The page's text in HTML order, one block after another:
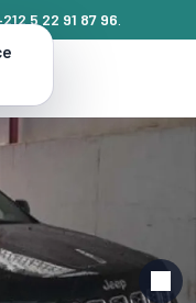
5 22 91 87 96